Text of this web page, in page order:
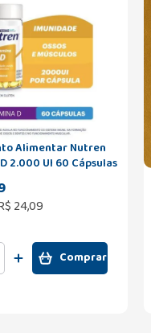
Alimentar Nutren
2.000 UI 60 Cápsulas
24,09
Comprar